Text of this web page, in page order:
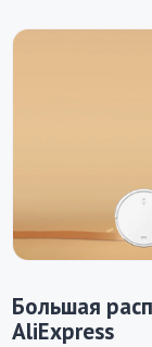
Большая
AliExpress